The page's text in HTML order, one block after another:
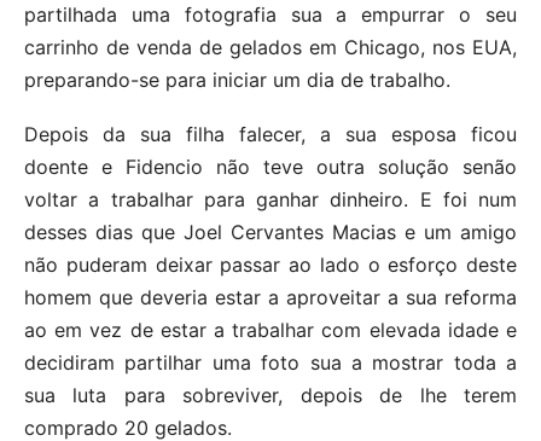
partilhada uma fotografia sua a empurrar o seu
carrinho de venda de gelados em Chicago, nos EUA,
preparando-se para iniciar um dia de trabalho.
Depois da sua filha falecer, a sua esposa ficou
doente e Fidencio não teve outra solução senão
voltar a trabalhar para ganhar dinheiro. E foi num
desses dias que Joel Cervantes Macias e um amigo
não puderam deixar passar ao lado o esforço deste
homem que deveria estar a aproveitar a sua reforma
ao em vez de estar a trabalhar com elevada idade e
decidiram partilhar uma foto sua a mostrar toda a
sua luta para sobreviver, depois de lhe terem
comprado 20 gelados.